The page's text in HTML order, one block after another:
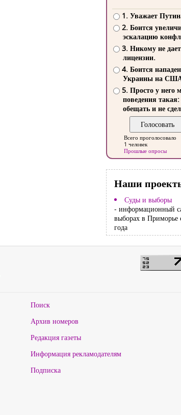
1. Уважает
2. Боится
эскалацию
3. Никому не
лицензии.
4. Боится
Украины на
5. Просто у него
поведения такая:
обещать и не
Всего проголосовало
1 человек
Прошлые опросы
Наши
Суды и выборы
- информационный
выборах в Приморье
года
Поиск
Архив номеров
Редакция газеты
Информация рекламодателям
Подписка